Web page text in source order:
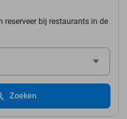
reserveer bij restaurants in de
Zoeken